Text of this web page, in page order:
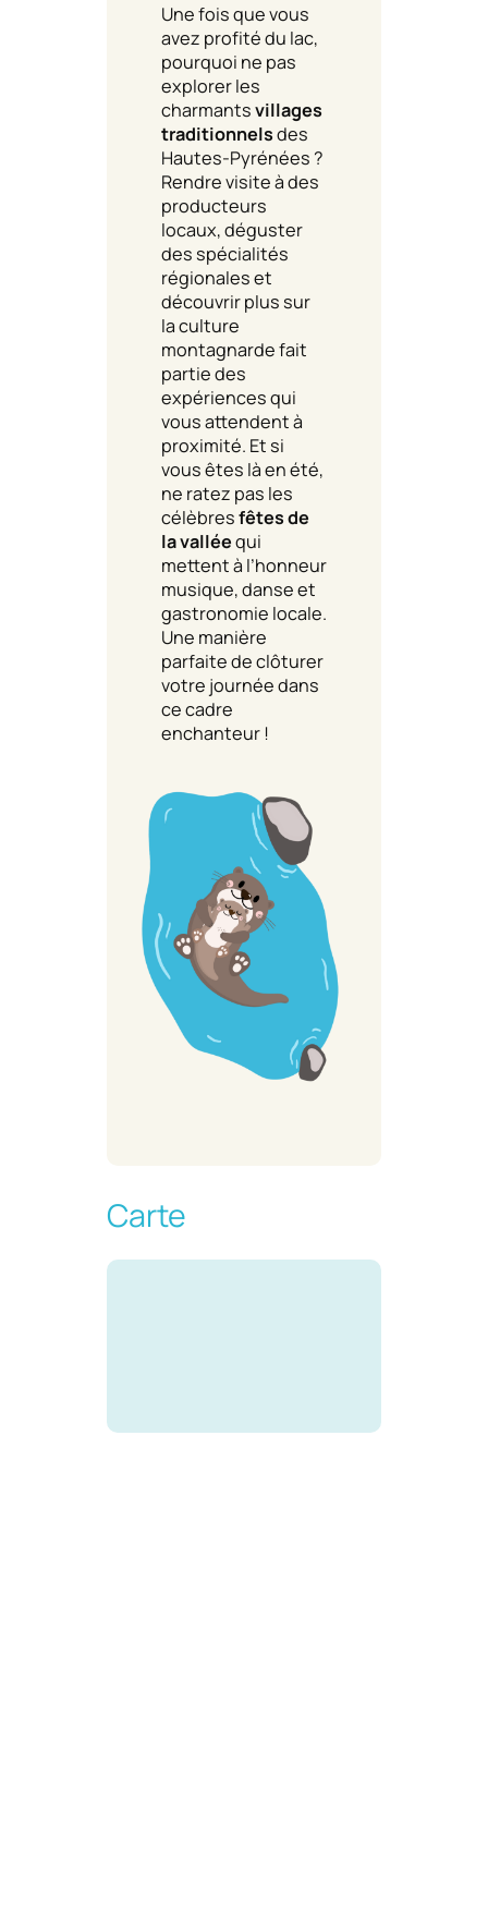
Une fois que vous
avez profité du lac,
pourquoi ne pas
explorer les
charmantsvillages
traditionnelsdes
Hautes-Pyrénées ?
Rendre visite à des
producteurs
locaux, déguster
des spécialités
régionales et
découvrir plus sur
la culture
montagnarde fait
partie des
expériences qui
vous attendent à
proximité. Et si
vous êtes là en été,
ne ratez pas les
célèbresfêtes de
la valléequi
mettent à l’honneur
musique, danse et
gastronomie locale.
Une manière
parfaite de clôturer
votre journée dans
ce cadre
enchanteur !
Carte